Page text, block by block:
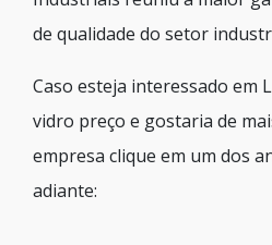
de qualidade do setor
Caso esteja interessado em
vidro preço e gostaria de
empresa clique em um dos
adiante: